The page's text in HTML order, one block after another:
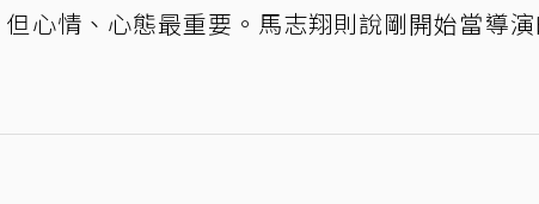
心情、心態最重要。馬志翔則說剛開始當導